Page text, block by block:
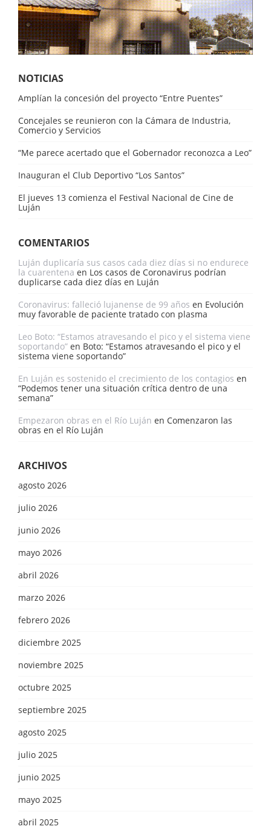
NOTICIAS
Amplían la concesión del proyecto “Entre Puentes”
Concejales se reunieron con la Cámara de Industria,
Comercio y Servicios
“Me parece acertado que el Gobernador reconozca a Leo”
Inauguran el Club Deportivo “Los Santos”
El jueves 13 comienza el Festival Nacional de Cine de
Luján
COMENTARIOS
Luján duplicaría sus casos cada diez días si no endurece
la cuarentena en Los casos de Coronavirus podrían
duplicarse cada diez días en Luján
Coronavirus: falleció lujanense de 99 años en Evolución
muy favorable de paciente tratado con plasma
Leo Boto: “Estamos atravesando el pico y el sistema viene
soportando” en Boto: “Estamos atravesando el pico y el
sistema viene soportando”
En Luján es sostenido el crecimiento de los contagios en
“Podemos tener una situación crítica dentro de una
semana”
Empezaron obras en el Río Luján en Comenzaron las
obras en el Río Luján
ARCHIVOS
agosto 2026
julio 2026
junio 2026
mayo 2026
abril 2026
marzo 2026
febrero 2026
diciembre 2025
noviembre 2025
octubre 2025
septiembre 2025
agosto 2025
julio 2025
junio 2025
mayo 2025
abril 2025